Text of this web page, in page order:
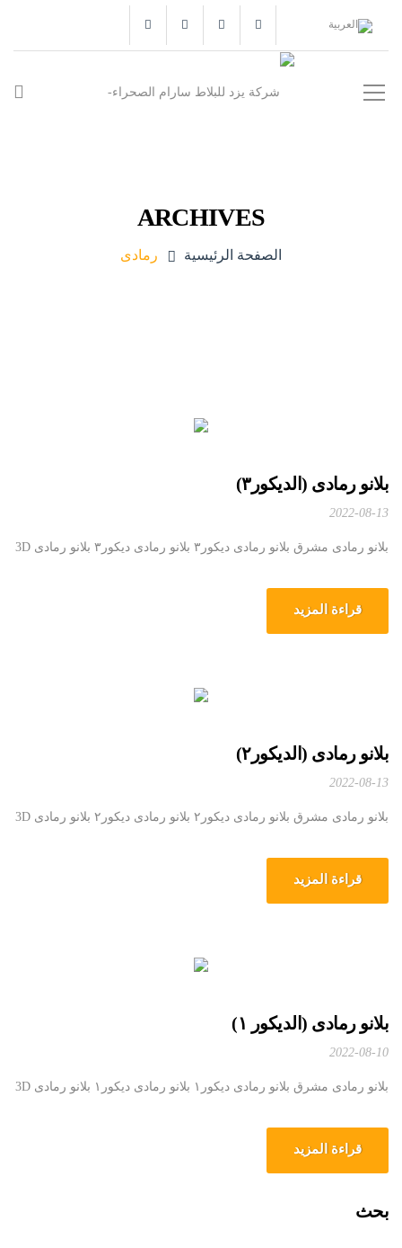
ARCHIVES
الصفحة الرئيسية رمادی
بلانو رمادی (الدیکور۳)
2022-08-13
بلانو رمادی مشرق بلانو رمادی دیکور۳ بلانو رمادی دیکور۳ بلانو رمادی 3D
قراءة المزيد
بلانو رمادی (الدیکور۲)
2022-08-13
بلانو رمادی مشرق بلانو رمادی دیکور۲ بلانو رمادی دیکور۲ بلانو رمادی 3D
قراءة المزيد
بلانو رمادی (الدیکور ۱)
2022-08-10
بلانو رمادی مشرق بلانو رمادی دیکور۱ بلانو رمادی دیکور۱ بلانو رمادی 3D
قراءة المزيد
بحث